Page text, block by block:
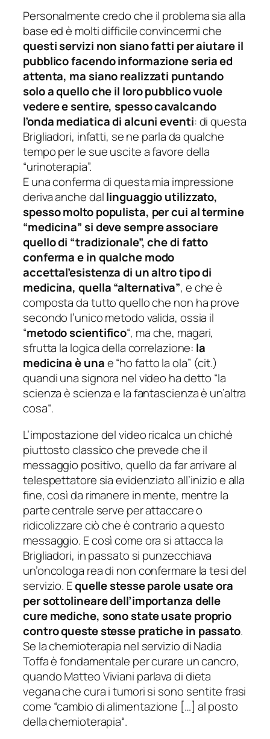
Personalmente credo che il problema sia alla
base ed è molti difficile convincermi che
questi servizi non siano fatti per aiutare il
pubblico facendo informazione seria ed
attenta, ma siano realizzati puntando
solo a quello che il loro pubblico vuole
vedere e sentire, spesso cavalcando
l’onda mediatica di alcuni eventi: di questa
Brigliadori, infatti, se ne parla da qualche
tempo per le sue uscite a favore della
“urinoterapia”.
E una conferma di questa mia impressione
deriva anche dallinguaggio utilizzato,
spesso molto populista, per cui al termine
“medicina” si deve sempre associare
quello di “tradizionale”, che di fatto
conferma e in qualche modo
accettal’esistenza di un altro tipo di
medicina, quella “alternativa”, e che è
composta da tutto quello che non ha prove
secondo l’unico metodo valida, ossia il
“metodo scientifico“, ma che, magari,
sfrutta la logica della correlazione: la
medicina è unae “ho fatto la ola” (cit.)
quandi una signora nel video ha detto “la
scienza è scienza e la fantascienza è un’altra
cosa“.
L’impostazione del video ricalca un chiché
piuttosto classico che prevede che il
messaggio positivo, quello da far arrivare al
telespettatore sia evidenziato all’inizio e alla
fine, così da rimanere in mente, mentre la
parte centrale serve per attaccare o
ridicolizzare ciò che è contrario a questo
messaggio. E così come ora si attacca la
Brigliadori, in passato si punzecchiava
un’oncologa rea di non confermare la tesi del
servizio. Equelle stesse parole usate ora
per sottolineare dell’importanza delle
cure mediche, sono state usate proprio
contro queste stesse pratiche in passato.
Se la chemioterapia nel servizio diNadia
Toffaè fondamentale per curare un cancro,
quandoMatteo Viviani parlava di dieta
vegana che cura i tumori si sono sentite frasi
come “cambio di alimentazione […] al posto
della chemioterapia“.